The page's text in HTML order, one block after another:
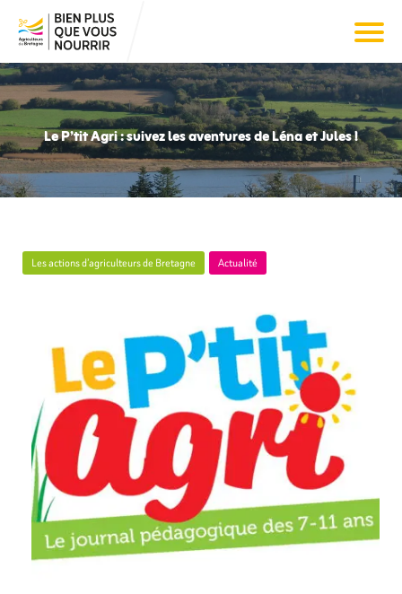
Le P’tit Agri : suivez les aventures de Léna et Jules !
Les actions d’agriculteurs de Bretagne Actualité